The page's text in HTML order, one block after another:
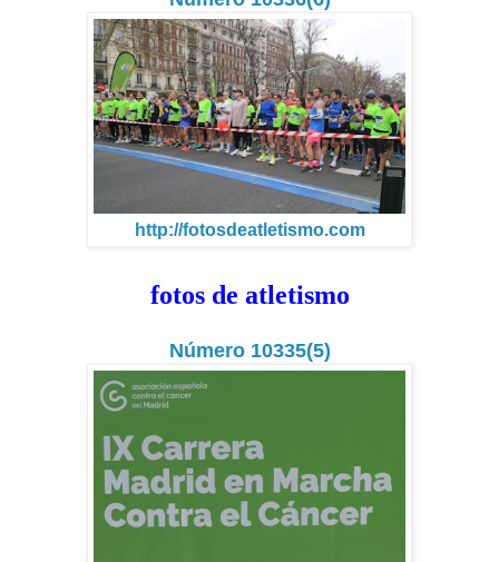
http://fotosdeatletismo.com
fotos de atletismo
Número 10335(5)